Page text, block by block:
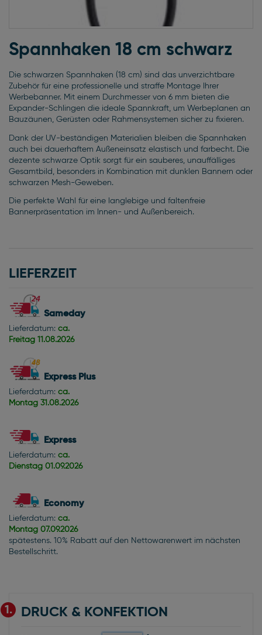
Anfang
der
springen
Spannhaken 18 cm schwarz
Die schwarzen Spannhaken (18 cm) sind das unverzichtbare
Zubehör für eine professionelle und straffe Montage Ihrer
Werbebanner. Mit einem Durchmesser von 6 mm bieten die
Expander-Schlingen die ideale Spannkraft, um Werbeplanen an
Bauzäunen, Gerüsten oder Rahmensystemen sicher zu fixieren.
Dank der UV-beständigen Materialien bleiben die Spannhaken
auch bei dauerhaftem Außeneinsatz elastisch und farbecht. Die
dezente schwarze Optik sorgt für ein sauberes, unauffälliges
Gesamtbild, besonders in Kombination mit dunklen Bannern oder
schwarzen Mesh-Geweben.
Die perfekte Wahl für eine langlebige und faltenfreie
Bannerpräsentation im Innen- und Außenbereich.
LIEFERZEIT
Sameday
Lieferdatum: ca.
Freitag 11.08.2026
Express Plus
Lieferdatum: ca.
Montag 31.08.2026
Express
Lieferdatum: ca.
Dienstag 01.09.2026
Economy
Lieferdatum: ca.
Montag 07.09.2026
spätestens. 10% Rabatt auf den Nettowarenwert im nächsten
Bestellschritt.
1. DRUCK & KONFEKTION